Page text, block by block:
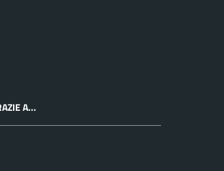
A...